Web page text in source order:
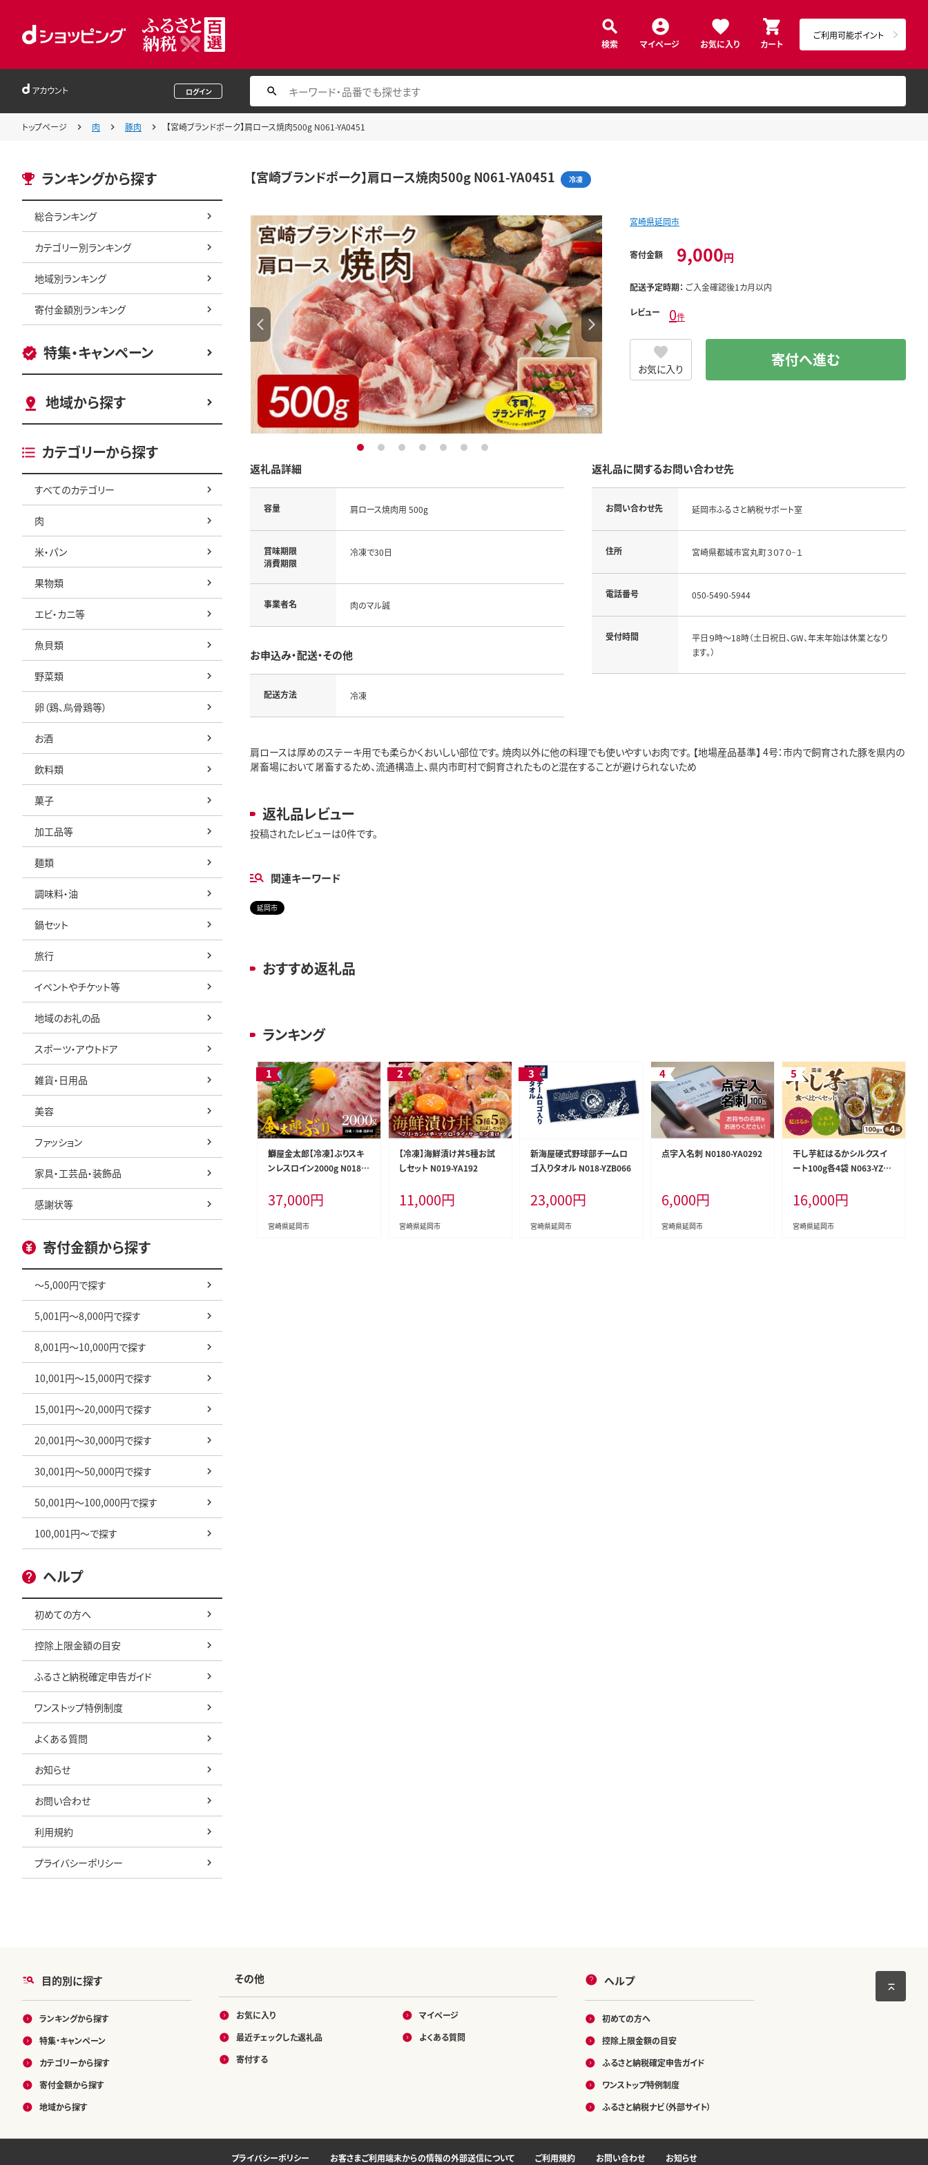
検索 マイページ お気に入り カート
ご利用可能ポイント
アカウント ログイン
トップページ 肉 豚肉 【宮崎ブランドポーク】肩ロース焼肉500g N061-YA0451
ランキングから探す
総合ランキング
カテゴリー別ランキング
地域別ランキング
寄付金額別ランキング
特集・キャンペーン
地域から探す
カテゴリーから探す
すべてのカテゴリー
肉
米・パン
果物類
エビ・カニ等
魚貝類
野菜類
卵（鶏、烏骨鶏等）
お酒
飲料類
菓子
加工品等
麺類
調味料・油
鍋セット
旅行
イベントやチケット等
地域のお礼の品
スポーツ・アウトドア
雑貨・日用品
美容
ファッション
家具・工芸品・装飾品
感謝状等
寄付金額から探す
～5,000円で探す
5,001円～8,000円で探す
8,001円～10,000円で探す
10,001円～15,000円で探す
15,001円～20,000円で探す
20,001円～30,000円で探す
30,001円～50,000円で探す
50,001円～100,000円で探す
100,001円～で探す
ヘルプ
初めての方へ
控除上限金額の目安
ふるさと納税確定申告ガイド
ワンストップ特例制度
よくある質問
お知らせ
お問い合わせ
利用規約
プライバシーポリシー
【宮崎ブランドポーク】肩ロース焼肉500g N061-YA0451 冷凍
1 2 3 4 5 6 7
宮崎県延岡市
寄付金額 9,000円
配送予定時期： ご入金確認後1カ月以内
レビュー 0件
お気に入り 寄付へ進む
返礼品詳細
容量 肩ロース焼肉用 500g
賞味期限
消費期限
冷凍で30日
事業者名 肉のマル誠
お申込み・配送・その他
配送方法 冷凍
返礼品に関するお問い合わせ先
お問い合わせ先 延岡市ふるさと納税サポート室
住所 宮崎県都城市宮丸町３０７０−１
電話番号 050-5490-5944
受付時間
平日９時～18時（土日祝日、GW、年末年始は休業となり
ます。）
肩ロースは厚めのステーキ用でも柔らかくおいしい部位です。 焼肉以外に他の料理でも使いやすいお肉です。 【地場産品基準】 4号：市内で飼育された豚を県内の
屠畜場において屠畜するため、流通構造上、県内市町村で飼育されたものと混在することが避けられないため
返礼品レビュー
投稿されたレビューは0件です。
関連キーワード
延岡市
おすすめ返礼品
ランキング
鰤屋金太郎【冷凍】ぶりスキ
ンレスロイン2000g N018-Y
37,000円
宮崎県延岡市
【冷凍】海鮮漬け丼5種お試
しセット N019-YA192
11,000円
宮崎県延岡市
新海屋硬式野球部チームロ
ゴ入りタオル N018-YZB066
23,000円
宮崎県延岡市
点字入名刺 N0180-YA0292
6,000円
宮崎県延岡市
干し芋紅はるかシルクスイ
ート100g各4袋 N063-YZA4
16,000円
宮崎県延岡市
目的別に探す
ランキングから探す
特集・キャンペーン
カテゴリーから探す
寄付金額から探す
地域から探す
その他
お気に入り
最近チェックした返礼品
寄付する
マイページ
よくある質問
ヘルプ
初めての方へ
控除上限金額の目安
ふるさと納税確定申告ガイド
ワンストップ特例制度
ふるさと納税ナビ（外部サイト）
プライバシーポリシー お客さまご利用端末からの情報の外部送信について ご利用規約 お問い合わせ お知らせ